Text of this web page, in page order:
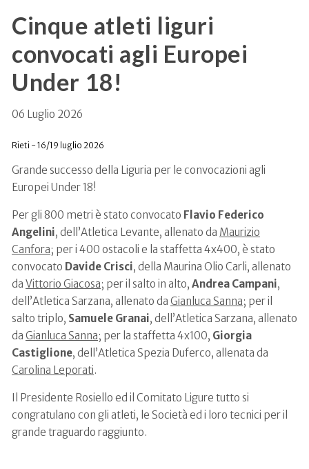
Cinque atleti liguri
convocati agli Europei
Under 18!
06 Luglio 2026
Rieti - 16/19 luglio 2026
Grande successo della Liguria per le convocazioni agli
Europei Under 18!
Per gli 800 metri è stato convocato Flavio Federico
Angelini, dell’Atletica Levante, allenato da Maurizio
Canfora; per i 400 ostacoli e la staffetta 4x400, è stato
convocato Davide Crisci, della Maurina Olio Carli, allenato
da Vittorio Giacosa; per il salto in alto, Andrea Campani,
dell’Atletica Sarzana, allenato da Gianluca Sanna; per il
salto triplo, Samuele Granai, dell’Atletica Sarzana, allenato
da Gianluca Sanna; per la staffetta 4x100, Giorgia
Castiglione, dell’Atletica Spezia Duferco, allenata da
Carolina Leporati.
Il Presidente Rosiello ed il Comitato Ligure tutto si
congratulano con gli atleti, le Società ed i loro tecnici per il
grande traguardo raggiunto.